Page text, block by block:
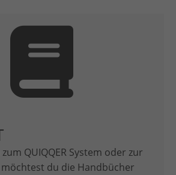
QUIQQER System oder zur
du die Handbücher